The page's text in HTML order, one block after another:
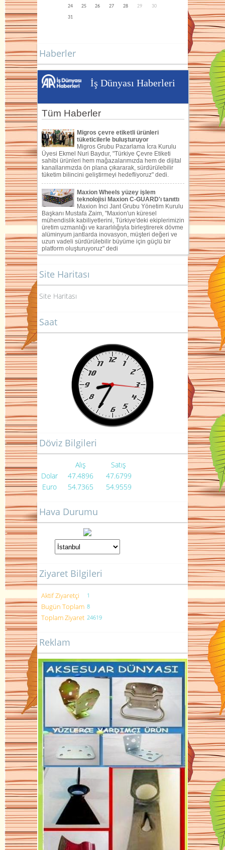
24
25 26 27 28 29
30
31
Haberler
İş Dünyası Haberleri
Site Haritası
Site Haritası
Saat
Döviz Bilgileri
Alış
Satış
Dolar
47.4896
47.6799
Euro
54.7365 54.9559
Hava Durumu
Ziyaret Bilgileri
Aktif Ziyaretçi 1
Bugün Toplam 8
Toplam Ziyaret 24619
Reklam